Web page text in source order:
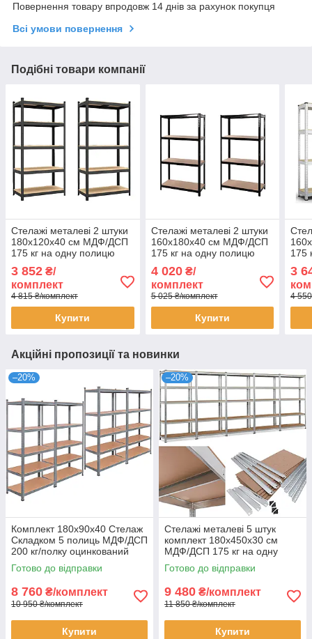
Повернення товару впродовж 14 днів за рахунок покупця
Всі умови повернення
Подібні товари компанії
Стелажі металеві 2 штуки
180х120х40 см МДФ/ДСП
175 кг на одну полицю
полиці (х2) комплект
3 852 ₴/
комплект
4 815 ₴/комплект
Купити
Стелажі металеві 2 штуки
160х180х40 см МДФ/ДСП
175 кг на одну полицю
полиці (х2) комплект
4 020₴/
комплект
5 025 ₴/комплект
Купити
175
3
4
Акційні пропозиції та новинки
–20%
Комплект 180х90х40 Стелаж
Складком 5 полиць МДФ/ДСП
200 кг/полку оцинкований
для дому офісу склад 4
штуки
Готово до відправки
8 760 ₴/комплект
10 950 ₴/комплект
Купити
–20%
Стелажі металеві 5 штук
комплект 180х450х30 см
МДФ/ДСП 175 кг на одну
полицю оцинковані 25
полиць
Готово до відправки
9 480 ₴/комплект
11 850 ₴/комплект
Купити